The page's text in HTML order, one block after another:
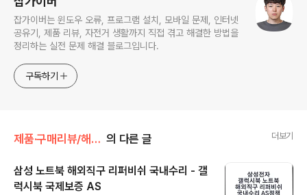
잡가이버는 윈도우 오류, 프로그램 설치, 모바일 문제, 인터넷
공유기, 제품 리뷰, 자전거 생활까지 직접 겪고 해결한 방법을
정리하는 실전 문제 해결 블로그입니다.
구독하기
제품·구매리뷰/해외 직구 의 다른 글 더보기
삼성 노트북 해외직구 리퍼비쉬 국내수리 - 갤
럭시북 국제보증 AS